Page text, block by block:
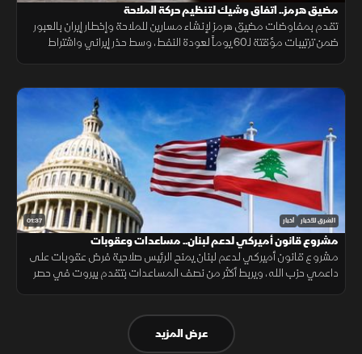
مضيق هرمز.. اتفاق وشيك لتنظيم حركة الملاحة
تقدم بمفاوضات مضيق هرمز لإنشاء مسارين للملاحة وإخطار إيران بالعبور
ضمن ترتيبات مؤقتة لـ60 يوماً لعودة النفط، وسط حذر إيراني واشتراط
01:37 الشرق للأخبار أخبار
مشروع قانون أميركي لدعم لبنان.. مساعدات وعقوبات
مشروع قانون أميركي لدعم لبنان يمنح الرئيس صلاحية فرض عقوبات على
داعمي حزب الله، ويربط أكثر من نصف المساعدات بتقدم بيروت في حصر
عرض المزيد